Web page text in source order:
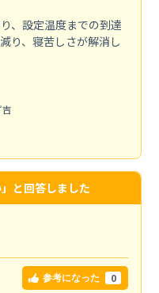
、設定温度までの到達
り、寝苦しさが解消し
」と回答しました
参考になった 0